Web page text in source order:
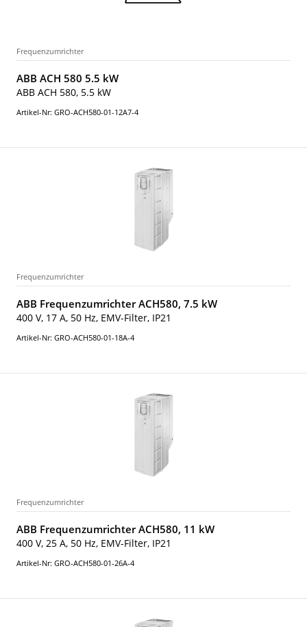
Frequenzumrichter
ABB ACH 580 5.5 kW
ABB ACH 580, 5.5 kW
Artikel-Nr: GRO-ACH580-01-12A7-4
Frequenzumrichter
ABB Frequenzumrichter ACH580, 7.5 kW
400 V, 17 A, 50 Hz, EMV-Filter, IP21
Artikel-Nr: GRO-ACH580-01-18A-4
Frequenzumrichter
ABB Frequenzumrichter ACH580, 11 kW
400 V, 25 A, 50 Hz, EMV-Filter, IP21
Artikel-Nr: GRO-ACH580-01-26A-4